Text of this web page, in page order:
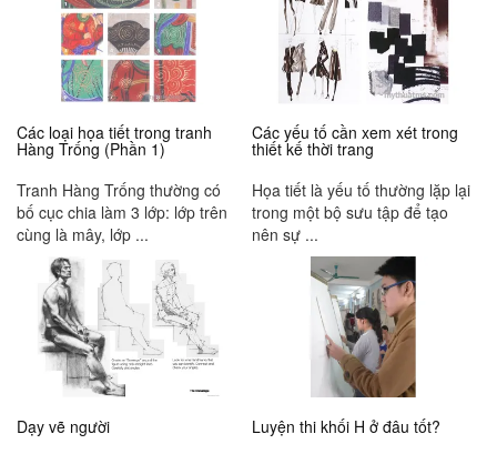
Các loại họa tiết trong tranh
Hàng Trống (Phần 1)
Tranh Hàng Trống thường có
bố cục chia làm 3 lớp: lớp trên
cùng là mây, lớp ...
Các yếu tố cần xem xét trong
thiết kế thời trang
Họa tiết là yếu tố thường lặp lại
trong một bộ sưu tập để tạo
nên sự ...
Dạy vẽ người
Luyện thi khối H ở đâu tốt?